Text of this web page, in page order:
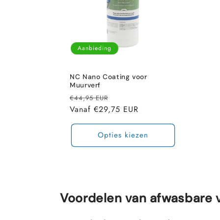
Aanbieding
NC Nano Coating voor
Muurverf
Normale
prijs
€44,95 EUR
Vanaf €29,75 EUR
Opties kiezen
Voordelen van afwasbare